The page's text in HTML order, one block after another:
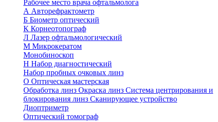
Рабочее место врача офтальмолога
А Авторефрактометр
Б Биометр оптический
К Корнеотопограф
Л Лазер офтальмологический
М Микрокератом
Монобиноскоп
Н Набор диагностический
Набор пробных очковых линз
О Оптическая мастерская
Обработка линз Окраска линз Система центрирования и
блокирования линз Сканирующее устройство
Диоптриметр
Оптический томограф